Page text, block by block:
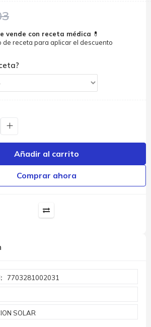
vende con receta médica 💊
de receta para aplicar el descuento
Añadir al carrito
Comprar ahora
7703281002031
SOLAR